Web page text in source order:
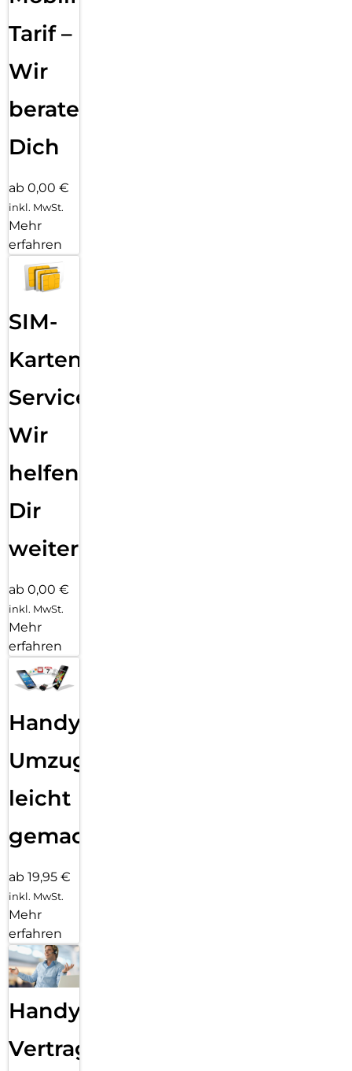
voll zur Geltung, während die Bildwiederholrate von 120 Hz
flüssige Animationen in Videos oder Spielen ermöglicht.
bislang schnellsten Prozessor in einem Galaxy Tablet. Durch
Snapdragon 898 einfach große Spielwelten in Echtzeit
berechnen und flüssig darstellen. Im Zusammenspiel mit
dem ausdauernden Akku steht langen Online-Matches nichts
Tarif –
Wir
beraten
Dich
ab 0,00 €
inkl. MwSt.
Mehr
erfahren
SIM-
Karten
Service:
Wir
helfen
Dir
weiter
ab 0,00 €
inkl. MwSt.
Mehr
erfahren
Handy
Umzug
leicht
gemacht!
ab 19,95 €
inkl. MwSt.
Mehr
erfahren
Handy
Vertragsabwicklung